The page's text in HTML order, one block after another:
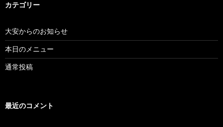
カテゴリー
大安からのお知らせ
本日のメニュー
通常投稿
最近のコメント